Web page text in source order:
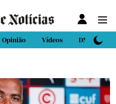
Opinião Vídeos DN Sport